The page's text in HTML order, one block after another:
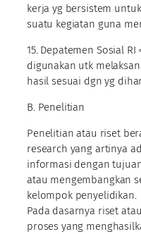
kerja yg bersistem
suatu kegiatan guna
15. Depatemen Sosial
digunakan utk
hasil sesuai dgn yg
B. Penelitian
Penelitian atau riset
research yang artinya
informasi dengan
atau mengembangkan
kelompok penyelidikan.
Pada dasarnya riset
proses yang